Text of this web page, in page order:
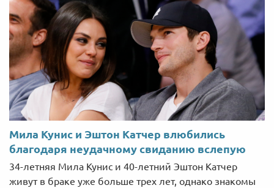
Мила Кунис и Эштон Катчер влюбились
благодаря неудачному свиданию вслепую
34-летняя Мила Кунис и 40-летний Эштон Катчер
живут в браке уже больше трех лет, однако знакомы